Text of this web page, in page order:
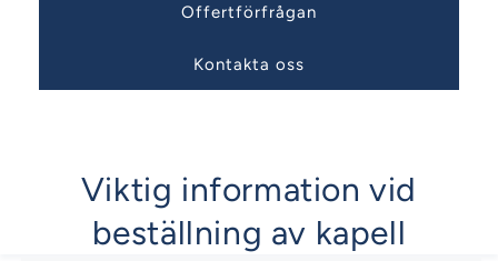
Offertförfrågan
Kontakta oss
Viktig information vid
beställning av kapell